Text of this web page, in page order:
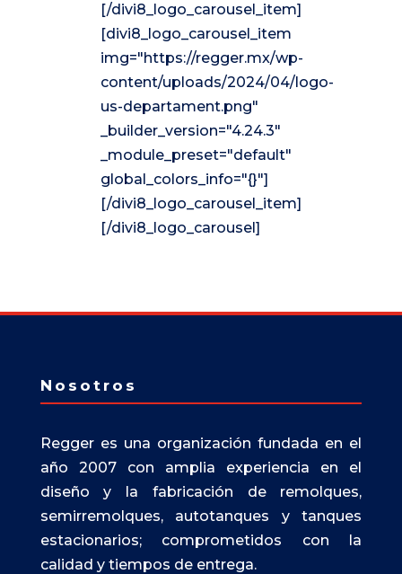
[/divi8_logo_carousel_item]
[divi8_logo_carousel_item
img="https://regger.mx/wp-
content/uploads/2024/04/logo-
us-departament.png"
_builder_version="4.24.3"
_module_preset="default"
global_colors_info="{}"]
[/divi8_logo_carousel_item]
[/divi8_logo_carousel]
Nosotros
Regger es una organización fundada en el
año 2007 con amplia experiencia en el
diseño y la fabricación de remolques,
semirremolques, autotanques y tanques
estacionarios; comprometidos con la
calidad y tiempos de entrega.